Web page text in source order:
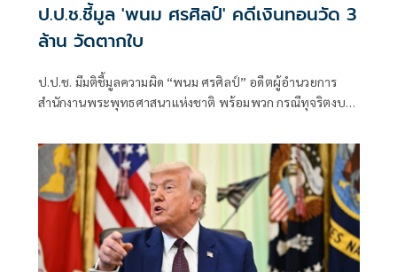
ป.ป.ช.ชี้มูล 'พนม ศรศิลป์' คดีเงินทอนวัด 3
ล้าน วัดตากใบ
ป.ป.ช. มีมติชี้มูลความผิด “พนม ศรศิลป์” อดีตผู้อำนวยการ
สำนักงานพระพุทธศาสนาแห่งชาติ พร้อมพวก กรณีทุจริตงบ